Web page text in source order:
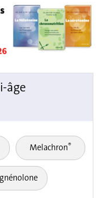
âge
Melachron®